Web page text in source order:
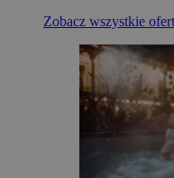
Zobacz wszystkie